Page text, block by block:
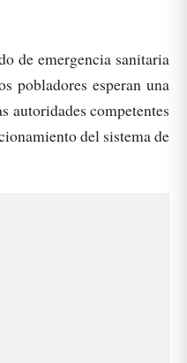
de emergencia sanitaria
pobladores esperan una
autoridades competentes
del sistema de